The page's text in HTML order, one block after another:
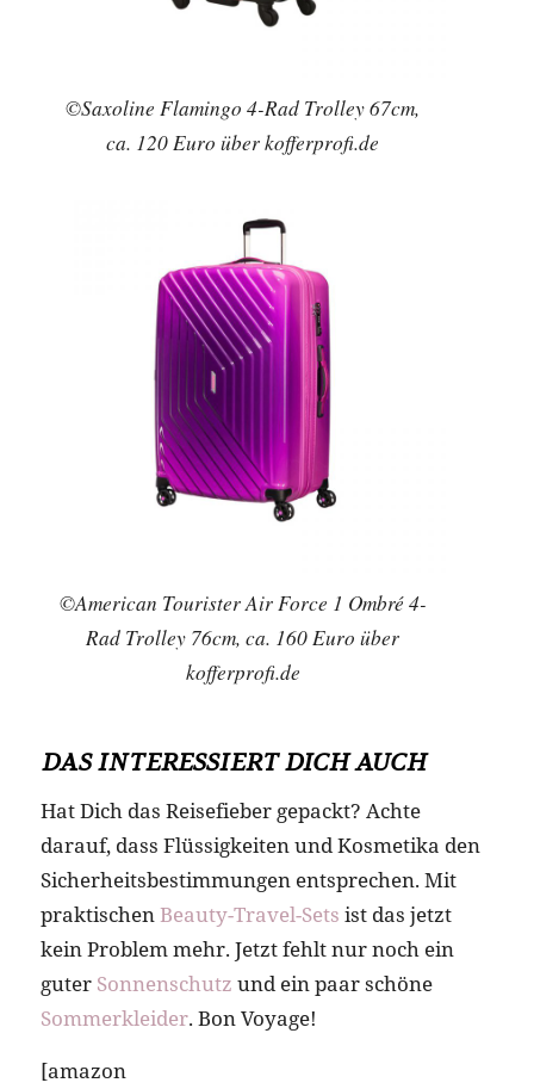
©Saxoline Flamingo 4-Rad Trolley 67cm,
ca. 120 Euro über kofferprofi.de
©American Tourister Air Force 1 Ombré 4-
Rad Trolley 76cm, ca. 160 Euro über
kofferprofi.de
DAS INTERESSIERT DICH AUCH
Hat Dich das Reisefieber gepackt? Achte
darauf, dass Flüssigkeiten und Kosmetika den
Sicherheitsbestimmungen entsprechen. Mit
praktischenBeauty-Travel-Sets ist das jetzt
kein Problem mehr. Jetzt fehlt nur noch ein
guter Sonnenschutz und ein paar schöne
Sommerkleider. Bon Voyage!
[amazon